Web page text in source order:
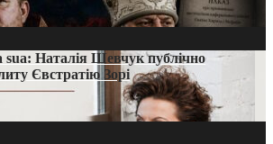
sua: Наталія Шевчук публічно
Євстратію Зорі